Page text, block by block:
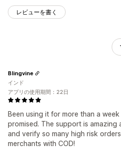
レビューを書く
Been using it for more than a
promised. The support is amazing
and verify so many high risk
merchants with COD!
Blingvine
インド
アプリの使用期間：22日